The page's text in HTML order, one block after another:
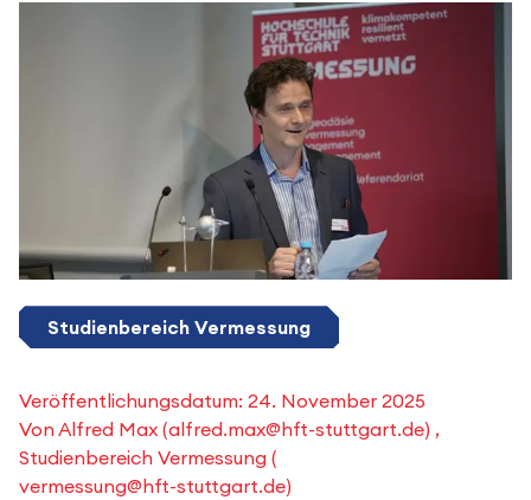
Studienbereich Vermessung
Veröffentlichungsdatum: 24. November 2025
VonAlfred Max (alfred.max@hft-stuttgart.de) ,
Studienbereich Vermessung (
vermessung@hft-stuttgart.de)